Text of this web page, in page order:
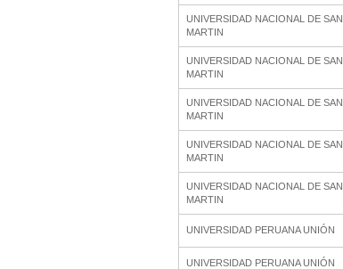
UNIVERSIDAD NACIONAL DE SAN
MARTIN
UNIVERSIDAD NACIONAL DE SAN
MARTIN
UNIVERSIDAD NACIONAL DE SAN
MARTIN
UNIVERSIDAD NACIONAL DE SAN
MARTIN
UNIVERSIDAD NACIONAL DE SAN
MARTIN
UNIVERSIDAD PERUANA UNIÓN
UNIVERSIDAD PERUANA UNIÓN